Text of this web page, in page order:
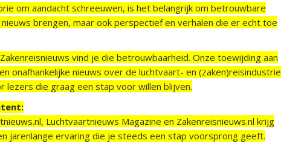
om aandacht schreeuwen, is het belangrijk om betrouwbare
brengen, maar ook perspectief en verhalen die er echt toe
vind je die betrouwbaarheid. Onze toewijding aan
onafhankelijke nieuws over de luchtvaart- en (zaken)reisindustrie
lezers die graag een stap voor willen blijven.
Luchtvaartnieuws Magazine en Zakenreisnieuws.nl krijg
jarenlange ervaring die je steeds een stap voorsprong geeft.